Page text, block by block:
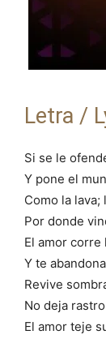
Letra /
Si se le
Y pone el
Como la lava;
Por donde
El amor
Y te
Revive
No deja
El amor teje